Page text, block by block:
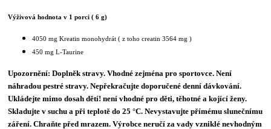
Výživová hodnota v 1 porci ( 6 g)
4050 mg Kreatin monohydrát ( z toho creatin 3564 mg )
450 mg L-Taurine
Upozornění:Doplněk stravy. Vhodné zejména pro sportovce. Není
náhradou pestré stravy. Nepřekračujte doporučené denní dávkování.
Ukládejte mimo dosah dětí! není vhodné pro děti, těhotné a kojící ženy.
Skladujte v suchu a při teplotě do 25 °C. Nevystavujte přímému slunečnímu
záření. Chraňte před mrazem. Výrobce neručí za vady vzniklé nevhodným